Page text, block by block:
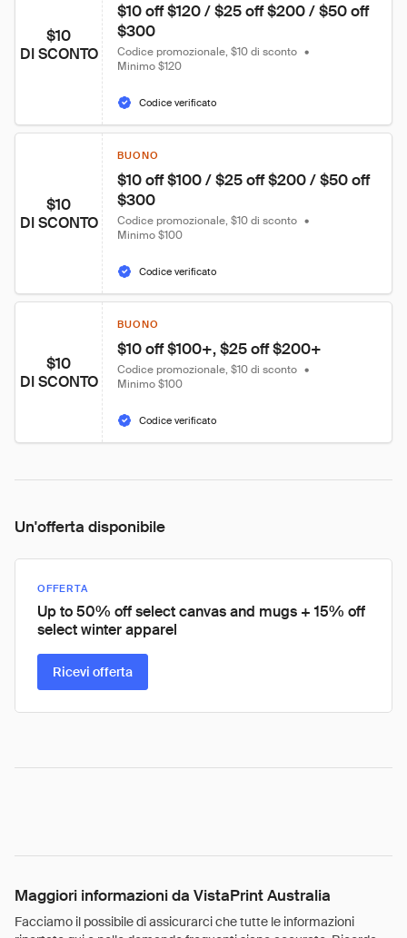
$10
DI SCONTO
$10 off $120 / $25 off $200 / $50 off
$300
Codice promozionale, $10 di sconto •
Minimo $120
Codice verificato
$10
DI SCONTO
BUONO
$10 off $100 / $25 off $200 / $50 off
$300
Codice promozionale, $10 di sconto •
Minimo $100
Codice verificato
$10
DI SCONTO
BUONO
$10 off $100+, $25 off $200+
Codice promozionale, $10 di sconto •
Minimo $100
Codice verificato
Un'offerta disponibile
OFFERTA
Up to 50% off select canvas and mugs + 15% off
select winter apparel
Ricevi offerta
Maggiori informazioni da VistaPrint Australia
Facciamo il possibile di assicurarci che tutte le informazioni